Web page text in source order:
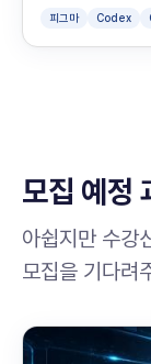
피그마 Codex
모집 예정
아쉽지만 수강
모집을 기다려